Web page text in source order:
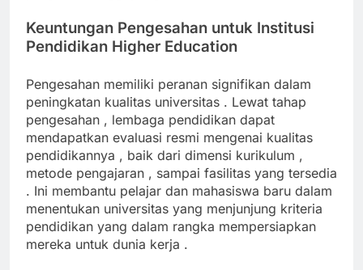
Keuntungan Pengesahan untuk Institusi
Pendidikan Higher Education
Pengesahan memiliki peranan signifikan dalam
peningkatan kualitas universitas . Lewat tahap
pengesahan , lembaga pendidikan dapat
mendapatkan evaluasi resmi mengenai kualitas
pendidikannya , baik dari dimensi kurikulum ,
metode pengajaran , sampai fasilitas yang tersedia
. Ini membantu pelajar dan mahasiswa baru dalam
menentukan universitas yang menjunjung kriteria
pendidikan yang dalam rangka mempersiapkan
mereka untuk dunia kerja .